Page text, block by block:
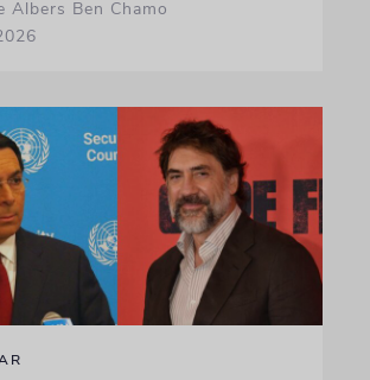
Albers Ben Chamo